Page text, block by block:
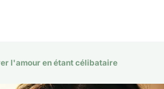
l'amour en étant célibataire